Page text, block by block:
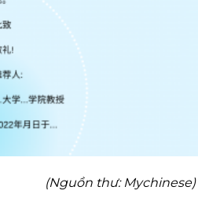
(Nguồn thư: Mychinese)